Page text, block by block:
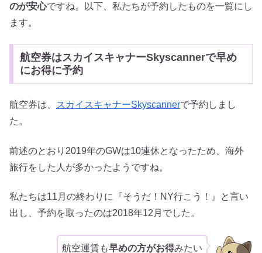
のが安心ですね。以下、私たちが予約したものを一覧にし
ます。
航空券はスカイスキャナーSkyscannerで早め
にお得に予約
航空券は、 スカイスキャナーSkyscannerで予約しまし
た。
前述のとおり2019年のGWは10連休となったため、海外
旅行をした人が多かったようですね。
私たちは11月の終わりに『そうだ！NY行こう！』と言い
出し、予約を取ったのは2018年12月でした。
航空運賃も早めの方がお得みたい